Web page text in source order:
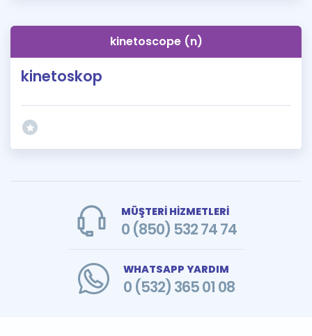
İngilizce Gramerkinetoscope (n)
kinetoskop
MÜŞTERİ HİZMETLERİ
0 (850) 532 74 74
WHATSAPP YARDIM
0 (532) 365 01 08